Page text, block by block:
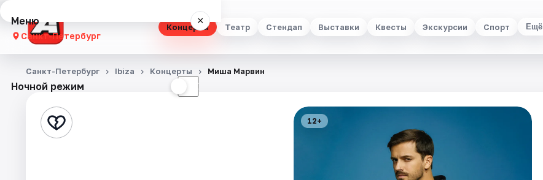
Концерты Театр Стендап Выставки Квесты Экскурсии Спорт Ещё
Меню ×
Санкт-Петербург
Концерты
Стендап
Ночной режим ☾
Санкт-Петербург Ibiza Концерты Миша Марвин
12+